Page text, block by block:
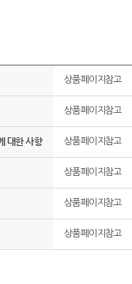
상품페이지참고
상품페이지참고
대한 사항 상품페이지참고
상품페이지참고
상품페이지참고
상품페이지참고